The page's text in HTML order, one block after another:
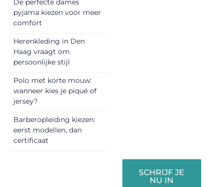
De perfecte dames
pyjama kiezen voor meer
comfort
Herenkleding in Den
Haag vraagt om
persoonlijke stijl
Polo met korte mouw:
wanneer kies je piqué of
jersey?
Barberopleiding kiezen:
eerst modellen, dan
certificaat
SCHRIJF JE
NU IN